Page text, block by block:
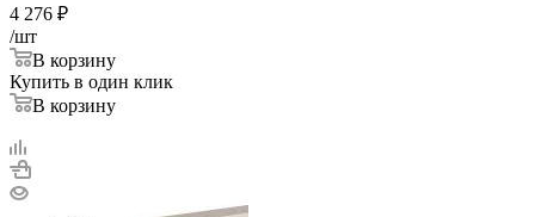
4 276 ₽
/шт
В корзину
Купить в один клик
В корзину